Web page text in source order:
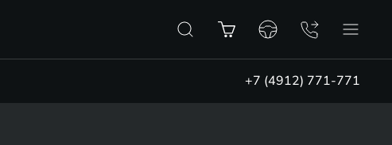
+7 (4912) 771-771